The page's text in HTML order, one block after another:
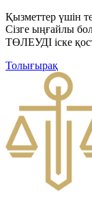
Қызметтер үшін
Сізге ыңғайлы
ТӨЛЕУДІ іске
Толығырақ